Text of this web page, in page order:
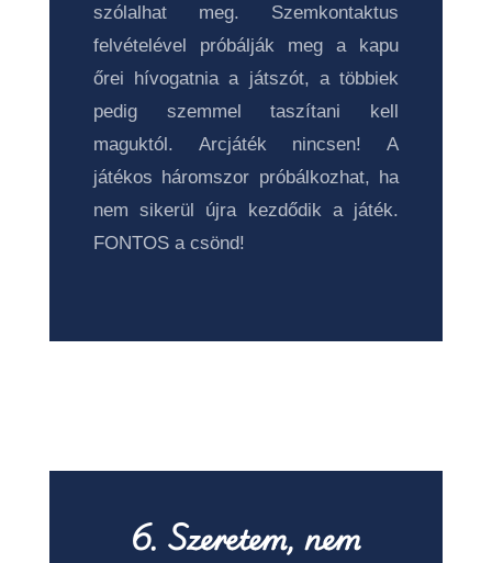
szólalhat meg. Szemkontaktus
felvételével próbálják meg a kapu
őrei hívogatnia a játszót, a többiek
pedig szemmel taszítani kell
maguktól. Arcjáték nincsen! A
játékos háromszor próbálkozhat, ha
nem sikerül újra kezdődik a játék.
FONTOS a csönd!
6. Szeretem, nem